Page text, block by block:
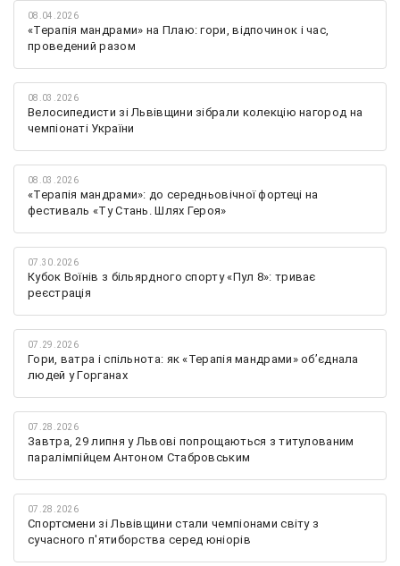
08.04.2026
«Терапія мандрами» на Плаю: гори, відпочинок і час,
проведений разом
08.03.2026
Велосипедисти зі Львівщини зібрали колекцію нагород на
чемпіонаті України
08.03.2026
«Терапія мандрами»: до середньовічної фортеці на
фестиваль «Ту Стань. Шлях Героя»
07.30.2026
Кубок Воїнів з більярдного спорту «Пул 8»: триває
реєстрація
07.29.2026
Гори, ватра і спільнота: як «Терапія мандрами» об’єднала
людей у Горганах
07.28.2026
Завтра, 29 липня у Львові попрощаються з титулованим
паралімпійцем Антоном Стабровським
07.28.2026
Спортсмени зі Львівщини стали чемпіонами світу з
сучасного п'ятиборства серед юніорів